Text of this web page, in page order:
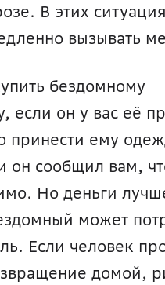
В этих
вызывать
бездомному
если он у вас её
принести ему
он сообщил вам,
Но деньги
может
Если человек
домой,